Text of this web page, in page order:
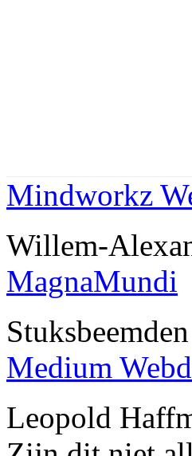
Mindworkz
Willem-
MagnaMundi
Medium
Leopold